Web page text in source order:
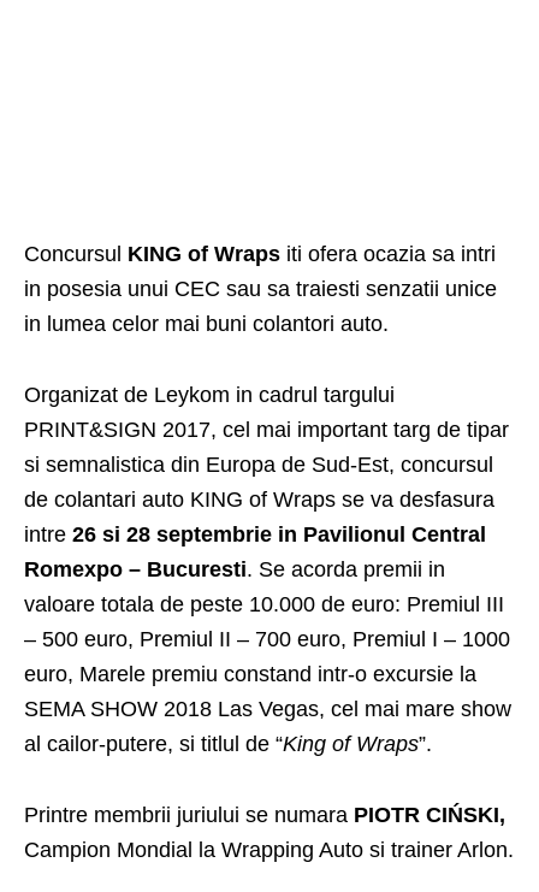
Concursul KING of Wraps iti ofera ocazia sa intri
in posesia unui CEC sau sa traiesti senzatii unice
in lumea celor mai buni colantori auto.
Organizat de Leykom in cadrul targului
PRINT&SIGN 2017, cel mai important targ de tipar
si semnalistica din Europa de Sud-Est, concursul
de colantari auto KING of Wraps se va desfasura
intre 26 si 28 septembrie in Pavilionul Central
Romexpo – Bucuresti. Se acorda premii in
valoare totala de peste 10.000 de euro: Premiul III
– 500 euro, Premiul II – 700 euro, Premiul I – 1000
euro, Marele premiu constand intr-o excursie la
SEMA SHOW 2018 Las Vegas, cel mai mare show
al cailor-putere, si titlul de “King of Wraps”.
Printre membrii juriului se numara PIOTR CIŃSKI,
Campion Mondial la Wrapping Auto si trainer Arlon.